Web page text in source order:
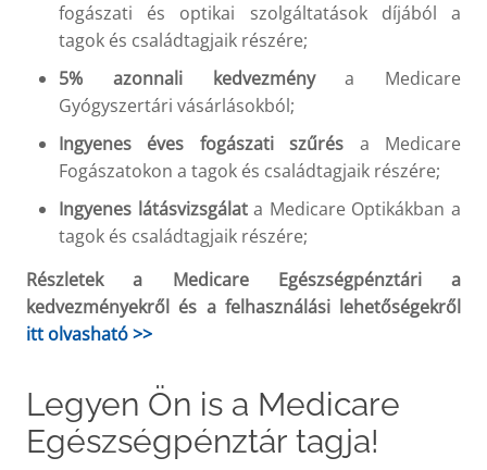
fogászati és optikai szolgáltatások díjából a
tagok és családtagjaik részére;
5% azonnali kedvezménya Medicare
Gyógyszertári vásárlásokból;
Ingyenes éves fogászati szűrés a Medicare
Fogászatokon a tagok és családtagjaik részére;
Ingyenes látásvizsgálata Medicare Optikákban a
tagok és családtagjaik részére;
Részletek a Medicare Egészségpénztári a
kedvezményekről és a felhasználási lehetőségekről
itt olvasható >>
Legyen Ön is a Medicare
Egészségpénztár tagja!